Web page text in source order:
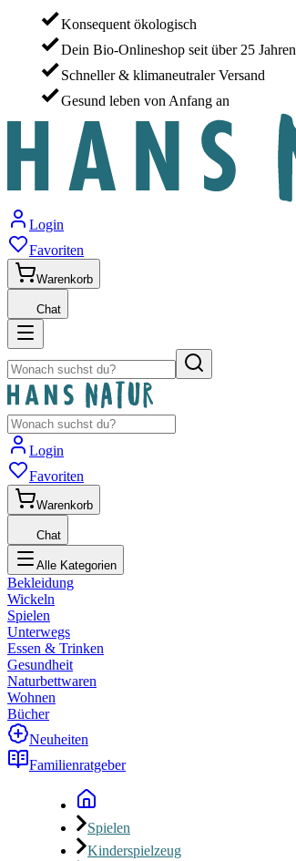
Konsequent ökologisch
Dein Bio-Onlineshop seit über 25 Jahren
Schneller & klimaneutraler Versand
Gesund leben von Anfang an
Login
Favoriten
Warenkorb
Chat
Login
Favoriten
Warenkorb
Chat
Alle Kategorien
Bekleidung
Wickeln
Spielen
Unterwegs
Essen & Trinken
Gesundheit
Naturbettwaren
Wohnen
Bücher
Neuheiten
Familienratgeber
Spielen
Kinderspielzeug